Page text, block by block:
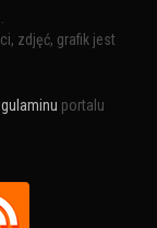
zdjęć, grafik jest
portalu